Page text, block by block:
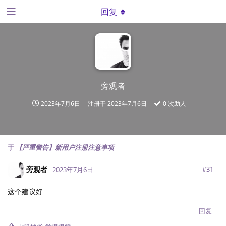
旁观者
2023年7月6日 注册于2023年7月6日 0 次助人
回复
于 【严重警告】新用户注册注意事项
旁观者 2023年7月6日 #31
这个建议好
回复